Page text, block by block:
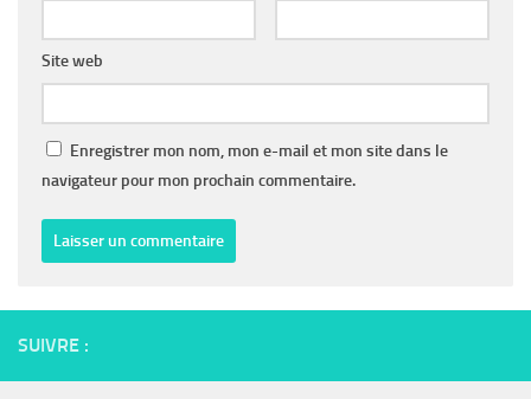
Site web
Enregistrer mon nom, mon e-mail et mon site dans le
navigateur pour mon prochain commentaire.
SUIVRE :